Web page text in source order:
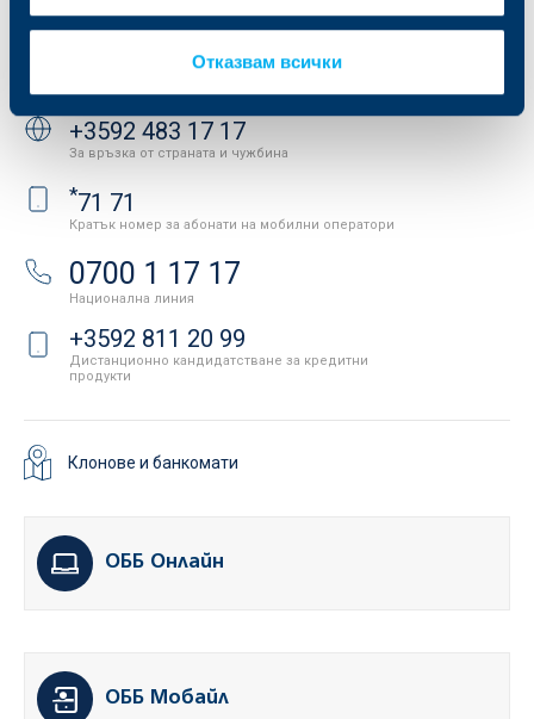
Отказвам всички
Контакти
API портал за разработчици
Свържете се с нас
+3592 483 17 17
За връзка от страната и чужбина
*71 71
Кратък номер за абонати на мобилни оператори
0700 1 17 17
Национална линия
+3592 811 20 99
Дистанционно кандидатстване за кредитни
продукти
Клонове и банкомати
ОББ Онлайн
ОББ Мобайл